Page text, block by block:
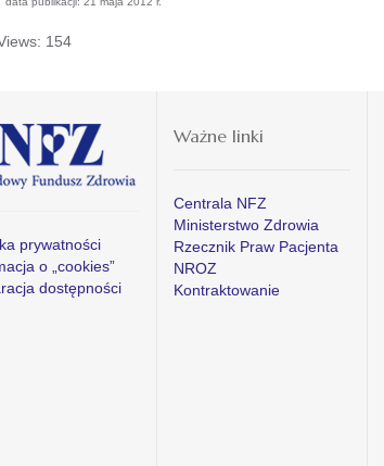
154
prywatności
o „cookies”
dostępności
Ważne linki
Centrala NFZ
Ministerstwo Zdrowia
Rzecznik Praw Pacjenta
NROZ
Kontraktowanie